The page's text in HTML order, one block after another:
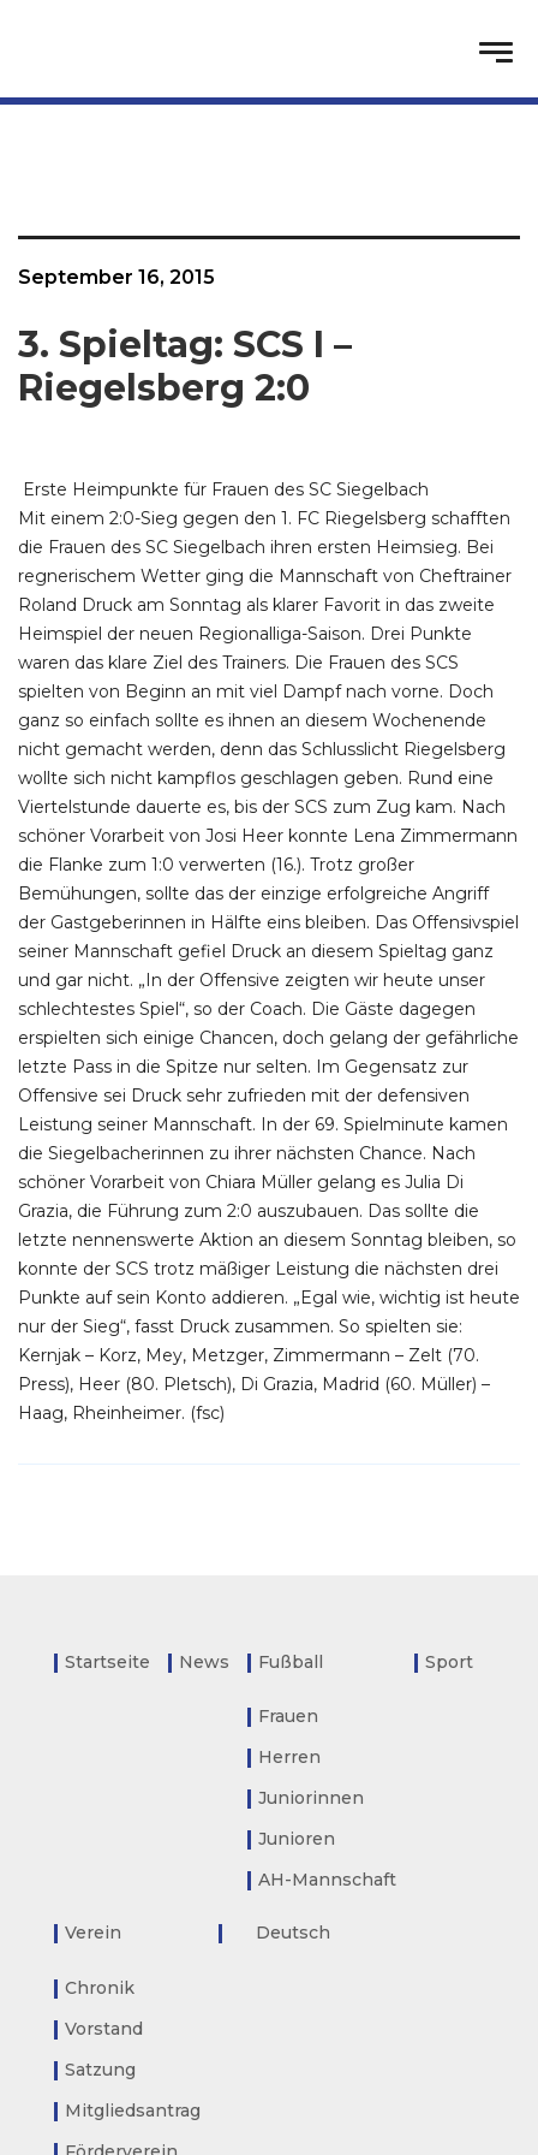
September 16, 2015
3. Spieltag: SCS I –
Riegelsberg 2:0
Erste Heimpunkte für Frauen des SC Siegelbach
Mit einem 2:0-Sieg gegen den 1. FC Riegelsberg schafften
die Frauen des SC Siegelbach ihren ersten Heimsieg. Bei
regnerischem Wetter ging die Mannschaft von Cheftrainer
Roland Druck am Sonntag als klarer Favorit in das zweite
Heimspiel der neuen Regionalliga-Saison. Drei Punkte
waren das klare Ziel des Trainers. Die Frauen des SCS
spielten von Beginn an mit viel Dampf nach vorne. Doch
ganz so einfach sollte es ihnen an diesem Wochenende
nicht gemacht werden, denn das Schlusslicht Riegelsberg
wollte sich nicht kampflos geschlagen geben. Rund eine
Viertelstunde dauerte es, bis der SCS zum Zug kam. Nach
schöner Vorarbeit von Josi Heer konnte Lena Zimmermann
die Flanke zum 1:0 verwerten (16.). Trotz großer
Bemühungen, sollte das der einzige erfolgreiche Angriff
der Gastgeberinnen in Hälfte eins bleiben. Das Offensivspiel
seiner Mannschaft gefiel Druck an diesem Spieltag ganz
und gar nicht. „In der Offensive zeigten wir heute unser
schlechtestes Spiel“, so der Coach. Die Gäste dagegen
erspielten sich einige Chancen, doch gelang der gefährliche
letzte Pass in die Spitze nur selten. Im Gegensatz zur
Offensive sei Druck sehr zufrieden mit der defensiven
Leistung seiner Mannschaft. In der 69. Spielminute kamen
die Siegelbacherinnen zu ihrer nächsten Chance. Nach
schöner Vorarbeit von Chiara Müller gelang es Julia Di
Grazia, die Führung zum 2:0 auszubauen. Das sollte die
letzte nennenswerte Aktion an diesem Sonntag bleiben, so
konnte der SCS trotz mäßiger Leistung die nächsten drei
Punkte auf sein Konto addieren. „Egal wie, wichtig ist heute
nur der Sieg“, fasst Druck zusammen. So spielten sie:
Kernjak – Korz, Mey, Metzger, Zimmermann – Zelt (70.
Press), Heer (80. Pletsch), Di Grazia, Madrid (60. Müller) –
Haag, Rheinheimer. (fsc)
Startseite News Fußball
Frauen
Herren
Juniorinnen
Junioren
AH-Mannschaft
Sport
Verein
Chronik
Vorstand
Satzung
Mitgliedsantrag
Deutsch